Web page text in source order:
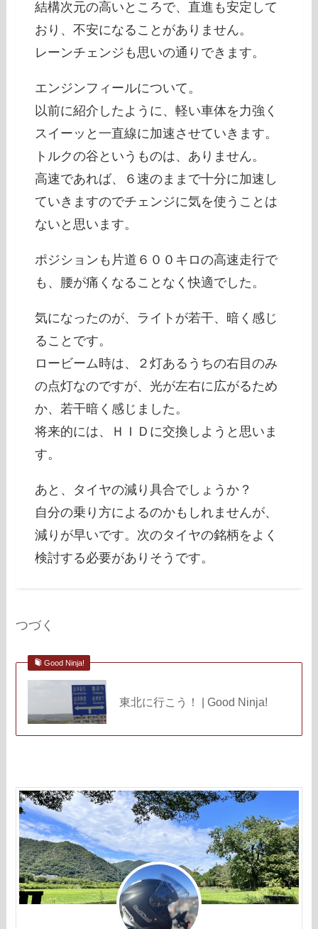
結構次元の高いところで、直進も安定して
おり、不安になることがありません。
レーンチェンジも思いの通りできます。
エンジンフィールについて。
以前に紹介したように、軽い車体を力強く
スイーッと一直線に加速させていきます。
トルクの谷というものは、ありません。
高速であれば、６速のままで十分に加速し
ていきますのでチェンジに気を使うことは
ないと思います。
ポジションも片道６００キロの高速走行で
も、腰が痛くなることなく快適でした。
気になったのが、ライトが若干、暗く感じ
ることです。
ロービーム時は、２灯あるうちの右目のみ
の点灯なのですが、光が左右に広がるため
か、若干暗く感じました。
将来的には、ＨＩＤに交換しようと思いま
す。
あと、タイヤの減り具合でしょうか？
自分の乗り方によるのかもしれませんが、
減りが早いです。次のタイヤの銘柄をよく
検討する必要がありそうです。
つづく
Good Ninja!
東北に行こう！ | Good Ninja!